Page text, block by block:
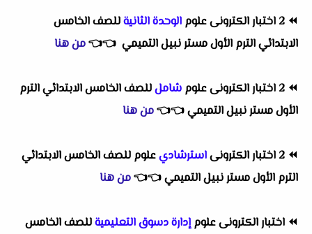
⏪ 2 اختبار الكترونى علوم الوحدة الثانيةللصف الخامس
الابتدائي الترم الأول مستر نبيل التميمي 👈
👈من هنا
⏪ 2 اختبار الكترونى علوم شاملللصف الخامس الابتدائي الترم
الأول مستر نبيل التميمي👈
👈من هنا
⏪ 2 اختبار الكترونى استرشاديعلوم للصف الخامس الابتدائي
الترم الأول مستر نبيل التميمي👈
👈من هنا
⏪ اختبار الكترونى علومإدارة دسوق التعليميةللصف الخامس